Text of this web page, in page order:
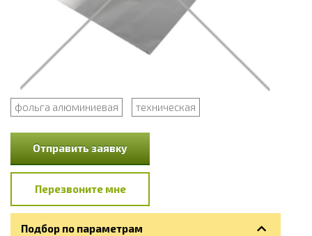
фольга алюминиевая техническая
Отправить заявку
Перезвоните мне
Подбор по параметрам